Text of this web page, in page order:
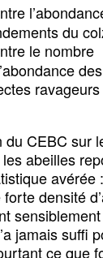
du
le nombre
du CEBC sur
abeilles
avérée
densité
jamais suffi
ce que